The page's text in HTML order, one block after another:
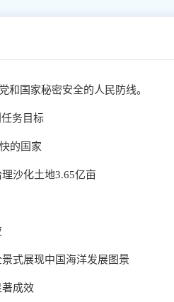
和国家秘密安全的人民防线。
务目标
的国家
沙化土地3.65亿亩
式展现中国海洋发展图景
成效